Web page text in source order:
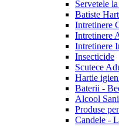
Servetele
Batiste
Intretinere
Intretinere
Intretinere
Insecticide
Scutece
Hartie
Baterii -
Alcool
Produse
Candele -